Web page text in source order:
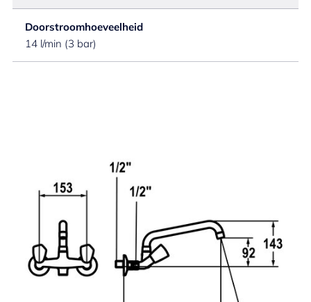
Doorstroomhoeveelheid
14 l/min (3 bar)